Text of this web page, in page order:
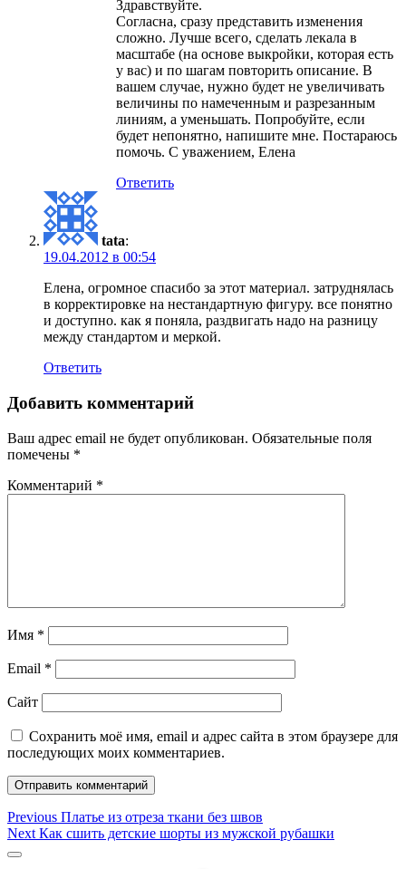
Здравствуйте.
Согласна, сразу представить изменения
сложно. Лучше всего, сделать лекала в
масштабе (на основе выкройки, которая есть
у вас) и по шагам повторить описание. В
вашем случае, нужно будет не увеличивать
величины по намеченным и разрезанным
линиям, а уменьшать. Попробуйте, если
будет непонятно, напишите мне. Постараюсь
помочь. С уважением, Елена
Ответить
tata:
19.04.2012 в 00:54
Елена, огромное спасибо за этот материал. затруднялась
в корректировке на нестандартную фигуру. все понятно
и доступно. как я поняла, раздвигать надо на разницу
между стандартом и меркой.
Ответить
Добавить комментарий
Ваш адрес email не будет опубликован. Обязательные поля
помечены *
Комментарий *
Имя *
Email *
Сайт
Сохранить моё имя, email и адрес сайта в этом браузере для
последующих моих комментариев.
Навигация
по
Previous Previous
post:
Платье из отреза ткани без швов
Next Next
Как сшить детские шорты из мужской рубашки
Sidebar